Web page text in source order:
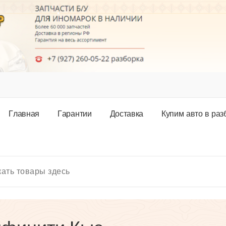
Главная Гарантии Доставка Купим авто в раз